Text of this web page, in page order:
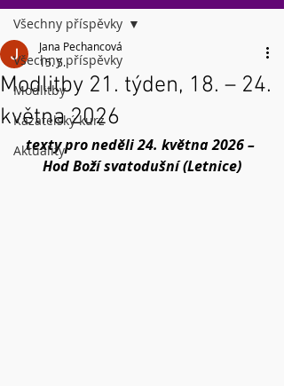
Všechny příspěvky
Modlitby
Kazatelský kurz
Aktuality
Všechny příspěvky
Modlitby 21. týden, 18. – 24.
května 2026
Jana Pechancová
15. 5.
texty pro neděli 24. května 2026 –
Hod Boží svatodušní (Letnice)